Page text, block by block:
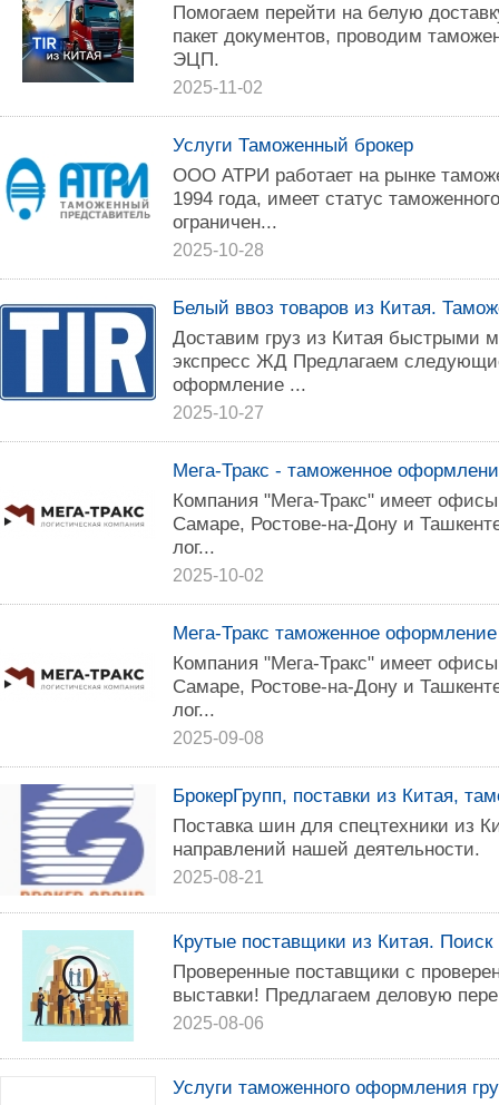
Помогаем перейти на белую
пакет документов, проводим
ЭЦП.
2025-11-02
Услуги Таможенный брокер
ООО АТРИ работает на рынке
1994 года, имеет статус
ограничен...
2025-10-28
Белый ввоз товаров из Китая.
Доставим груз из Китая быстрыми
экспресс ЖД Предлагаем
оформление ...
2025-10-27
Мега-Тракс - таможенное
Компания "Мега-Тракс" имеет
Самаре, Ростове-на-Дону и
лог...
2025-10-02
Мега-Тракс таможенное оформление
Компания "Мега-Тракс" имеет
Самаре, Ростове-на-Дону и
лог...
2025-09-08
БрокерГрупп, поставки из Китая,
Поставка шин для спецтехники из
направлений нашей деятельности.
2025-08-21
Крутые поставщики из Китая.
Проверенные поставщики с
выставки! Предлагаем деловую
2025-08-06
Услуги таможенного оформления